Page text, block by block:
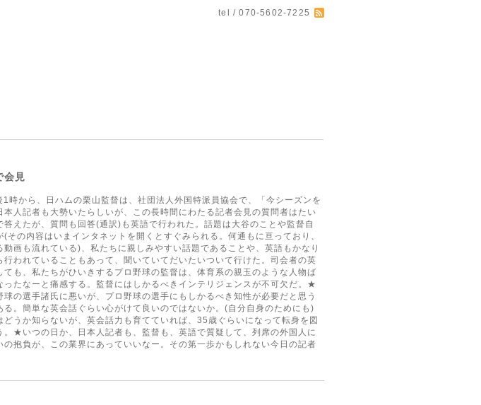
tel / 070-5602-7225
会見
から、日ハムの栗山監督は、社団法人外国特派員協会で、「今シーズンを
人記者も大勢いたらしいが、この長時間にわたる記者会見の質問者はたい
えたが、質問も回答(通訳)も英語で行われた。話題は大谷のことや監督自
その内容はいまインタネットを開くとすぐみられる。何通もに亘っており、
画も流れている)、私たちに親しみやすい話題であることや、英語もかなり
われていることもあって、聞いていてだいたいついて行けた。司会者の英
も、私たちがひいきするプロ野球の監督は、体育系の親玉のような人物ば
ったなーと痛感する。監督にはしかるべきインテリジェンスが不可欠だ。★
の選手諸氏に悪いが、プロ野球の選手にもしかるべき知性が必要だと思う
る。簡単な英会話ぐらい心がけて良いのではないか。(自分自身のためにも)
うか知らないが、英会話力も育てていれば、35歳ぐらいになって転身を図
。★いつの日か、日本人記者も、監督も、英語で質疑して、列席の外国人に
抱負が、この業界にあっていいなー。その第一歩かもしれない今日の記者